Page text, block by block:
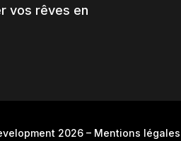
vos rêves en
2026– Mentions légales